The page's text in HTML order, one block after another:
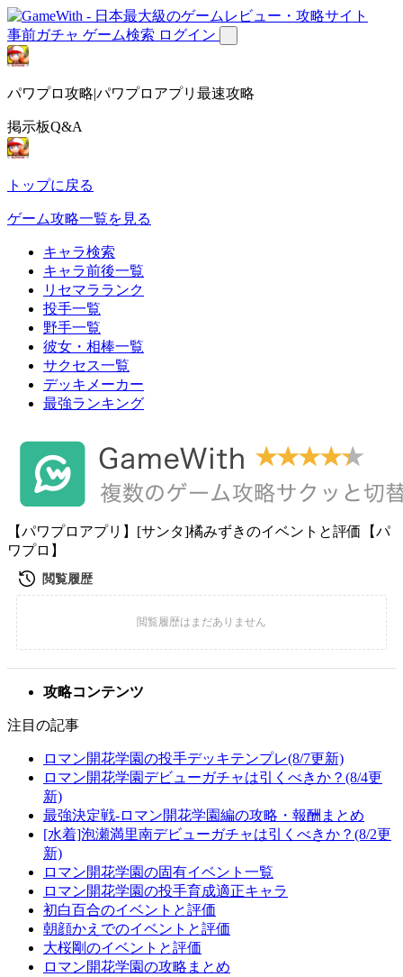
事前ガチャ ゲーム検索 ログイン
パワプロ攻略|パワプロアプリ最速攻略
掲示板Q&A
トップに戻る
ゲーム攻略一覧を見る
キャラ検索
キャラ前後一覧
リセマラランク
投手一覧
野手一覧
彼女・相棒一覧
サクセス一覧
デッキメーカー
最強ランキング
【パワプロアプリ】[サンタ]橘みずきのイベントと評価【パ
ワプロ】
攻略コンテンツ
注目の記事
ロマン開花学園の投手デッキテンプレ(8/7更新)
ロマン開花学園デビューガチャは引くべきか？(8/4更
新)
最強決定戦-ロマン開花学園編の攻略・報酬まとめ
[水着]泡瀬満里南デビューガチャは引くべきか？(8/2更
新)
ロマン開花学園の固有イベント一覧
ロマン開花学園の投手育成適正キャラ
初白百合のイベントと評価
朝顔かえでのイベントと評価
大桜剛のイベントと評価
ロマン開花学園の攻略まとめ